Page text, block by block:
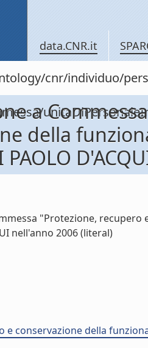
data.CNR.it
cnr/individuo/
a
della
PAOLO
"Protezione, recupero
nell'anno 2006 (literal)
e conservazione della